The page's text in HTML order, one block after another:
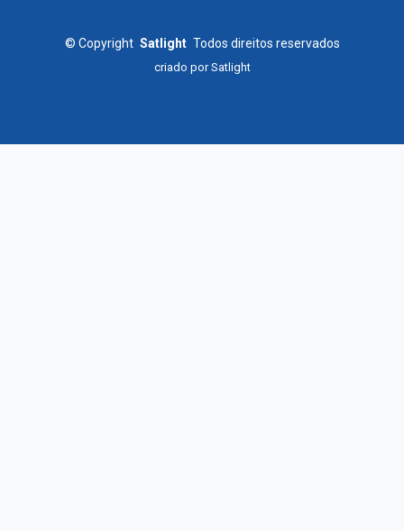
© Copyright Satlight Todos direitos reservados
criado porSatlight